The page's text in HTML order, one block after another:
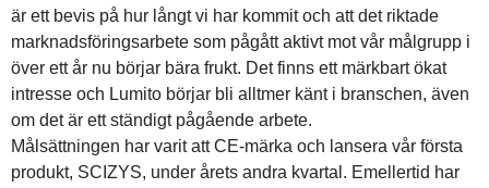
är ett bevis på hur långt vi har kommit och att det riktade
marknadsföringsarbete som pågått aktivt mot vår målgrupp i
över ett år nu börjar bära frukt. Det finns ett märkbart ökat
intresse och Lumito börjar bli alltmer känt i branschen, även
om det är ett ständigt pågående arbete.
Målsättningen har varit att CE-märka och lansera vår första
produkt, SCIZYS, under årets andra kvartal. Emellertid har